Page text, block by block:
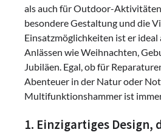
als auch für Outdoor-
besondere Gestaltung und die
Einsatzmöglichkeiten ist er ideal
Anlässen wie Weihnachten,
Jubiläen. Egal, ob für
Abenteuer in der Natur oder
Multifunktionshammer ist
1. Einzigartiges Design,